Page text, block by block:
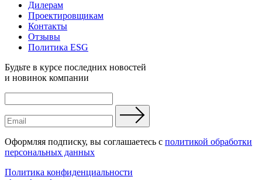
Дилерам
Проектировщикам
Контакты
Отзывы
Политика ESG
Будьте в курсе последних новостей
и новинок компании
Оформляя подписку, вы соглашаетесь с политикой обработки
персональных данных
Политика конфиденциальности